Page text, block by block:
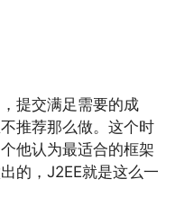
提交满足需要的成
推荐那么做。这个时
他认为最适合的框架
的，J2EE就是这么一